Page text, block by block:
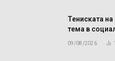
Тениската
тема в
09/08/2026